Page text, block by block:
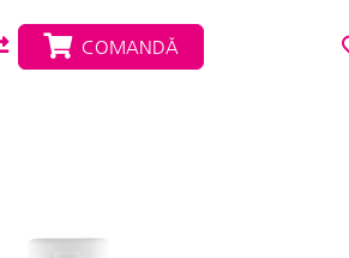
COMANDĂ